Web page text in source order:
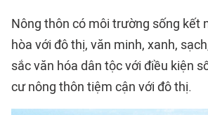
Nông thôn có môi trường sống kết
hòa với đô thị, văn minh, xanh,
sắc văn hóa dân tộc với điều kiện
cư nông thôn tiệm cận với đô thị.